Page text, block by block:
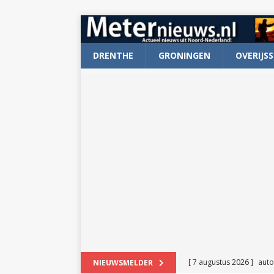
DRENTHE GRONINGEN
NIEUWSMELDER [ 7 augustus 2026 ]